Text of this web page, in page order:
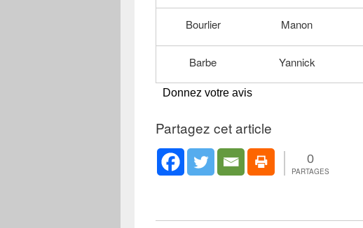
Bourlier Manon
Barbe Yannick
Donnez votre avis
Partagez cet article
0
PARTAGES